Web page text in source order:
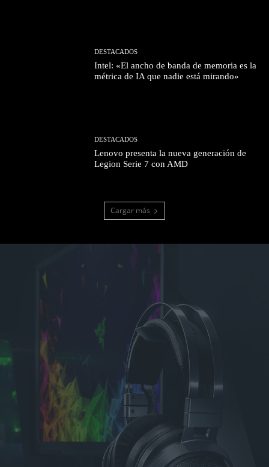
DESTACADOS
Intel: «El ancho de banda de memoria es la
métrica de IA que nadie está mirando»
DESTACADOS
Lenovo presenta la nueva generación de
Legion Serie 7 con AMD
Cargar más